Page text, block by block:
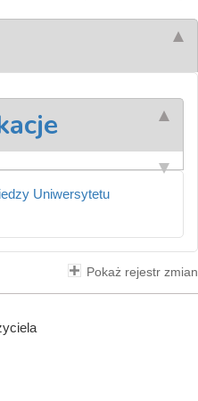
Uniwersytetu
Pokaż rejestr zmian